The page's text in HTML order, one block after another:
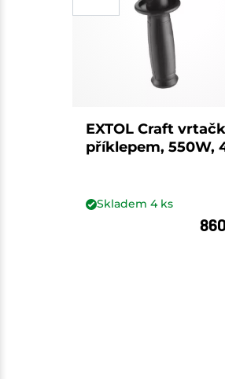
EXTOL Craft
příklepem, 550W,
Skladem4ks